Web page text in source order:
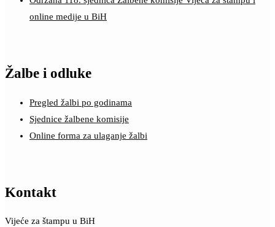
online medije u BiH
Žalbe i odluke
Pregled žalbi po godinama
Sjednice žalbene komisije
Online forma za ulaganje žalbi
Kontakt
Vijeće za štampu u BiH